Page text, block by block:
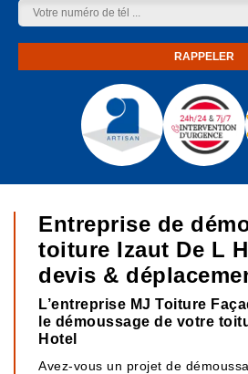
Entreprise de
toiture Izaut De L
devis &
L’entreprise MJ Toiture
le démoussage de votre
Hotel
Avez-vous un projet de